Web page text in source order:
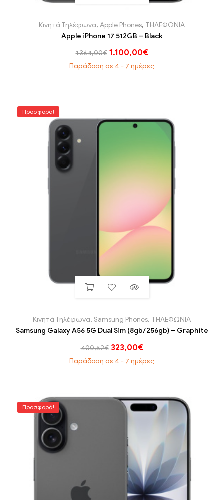
Κινητά Τηλέφωνα, Apple Phones, ΤΗΛΕΦΩΝΙΑ
Apple iPhone 17 512GB – Black
1.364,00€ 1.100,00€
Παράδοση σε 4 - 7 ημέρες
Προσφορά!
Κινητά Τηλέφωνα, Samsung Phones, ΤΗΛΕΦΩΝΙΑ
Samsung Galaxy A56 5G Dual Sim (8gb/256gb) – Graphite
400,52€ 323,00€
Παράδοση σε 4 - 7 ημέρες
Προσφορά!